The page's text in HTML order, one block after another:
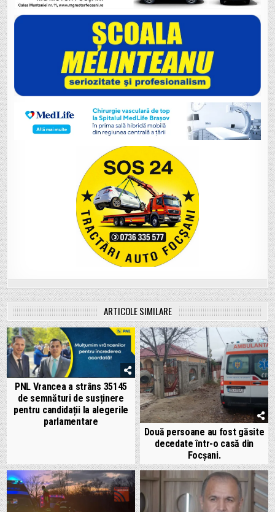
ARTICOLE SIMILARE
PNL Vrancea a strâns 35145
de semnături de susținere
pentru candidații la alegerile
parlamentare
Două persoane au fost găsite
decedate într-o casă din
Focșani.